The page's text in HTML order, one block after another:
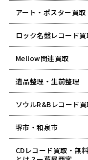
アート・ポスター買取
ロック名盤レコード
Mellow関連買取
遺品整理・生前整理
ソウルR&Bレコード
堺市・和泉市
CDレコード買取・無